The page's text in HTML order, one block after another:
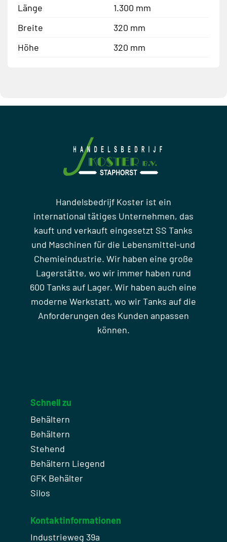
Länge
1.300 mm
Breite
320 mm
Höhe
320 mm
Handelsbedrijf Koster ist ein
international tätiges Unternehmen, das
kauft und verkauft eingesetzt SS Tanks
und Maschinen für die Lebensmittel-und
Chemieindustrie. Wir haben eine große
Lagerstätte, wo wir immer haben rund
600 Tanks auf Lager. Wir haben auch eine
moderne Werkstatt, wo wir Tanks auf die
Anforderungen des Kunden anpassen
können.
Schnell zu
Behältern
Behältern
Stehend
Behältern Liegend
GFK Behälter
Silos
Kontaktinformationen
Industrieweg 39a